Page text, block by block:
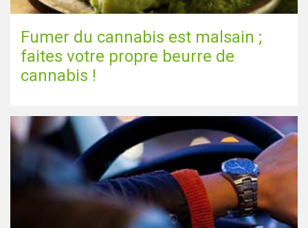
Fumer du cannabis est malsain ;
faites votre propre beurre de
cannabis !